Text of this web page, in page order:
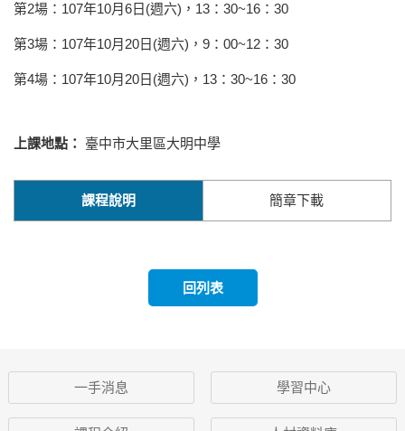
第2場：107年10月6日(週六)，13：30~16：30
第3場：107年10月20日(週六)，9：00~12：30
第4場：107年10月20日(週六)，13：30~16：30
上課地點： 臺中市大里區大明中學
課程說明 簡章下載
回列表
一手消息 學習中心